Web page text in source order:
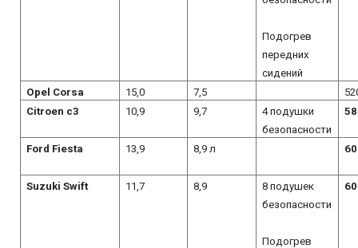
Подогрев
передних
сидений
Opel Corsa 15,0 7,5
Citroen c3 10,9 9,7
4 подушки
безопасности
Ford Fiesta 13,9 8,9 л
Suzuki Swift 11,7 8,9 8 подушек
безопасности
Подогрев